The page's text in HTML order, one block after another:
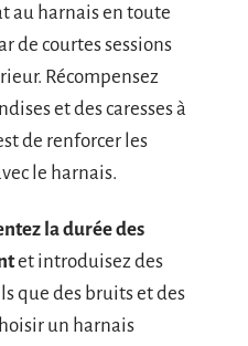
au harnais en toute
de courtes sessions
Récompensez
et des caresses à
de renforcer les
le harnais.
la durée des
et introduisez des
que des bruits et des
un harnais